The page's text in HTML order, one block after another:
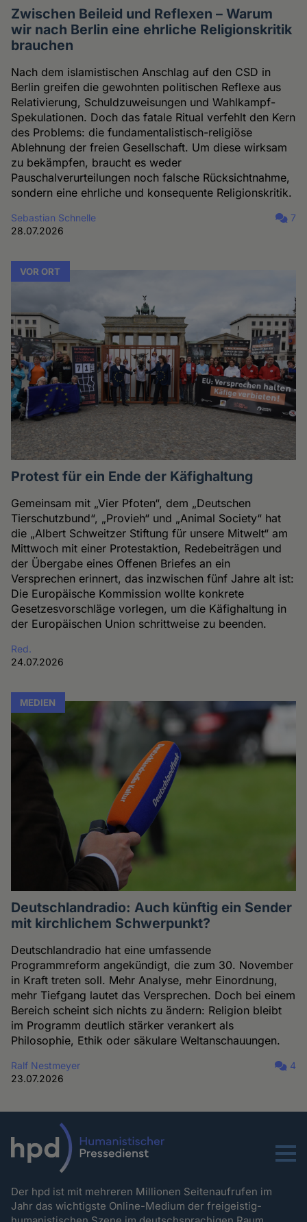
Zwischen Beileid und Reflexen – Warum
wir nach Berlin eine ehrliche Religionskritik
brauchen
Nach dem islamistischen Anschlag auf den CSD in
Berlin greifen die gewohnten politischen Reflexe aus
Relativierung, Schuldzuweisungen und Wahlkampf-
Spekulationen. Doch das fatale Ritual verfehlt den Kern
des Problems: die fundamentalistisch-religiöse
Ablehnung der freien Gesellschaft. Um diese wirksam
zu bekämpfen, braucht es weder
Pauschalverurteilungen noch falsche Rücksichtnahme,
sondern eine ehrliche und konsequente Religionskritik.
Sebastian Schnelle
28.07.2026
7
VOR ORT
Protest für ein Ende der Käfighaltung
Gemeinsam mit „Vier Pfoten“, dem „Deutschen
Tierschutzbund“, „Provieh“ und „Animal Society“ hat
die „Albert Schweitzer Stiftung für unsere Mitwelt“ am
Mittwoch mit einer Protestaktion, Redebeiträgen und
der Übergabe eines Offenen Briefes an ein
Versprechen erinnert, das inzwischen fünf Jahre alt ist:
Die Europäische Kommission wollte konkrete
Gesetzesvorschläge vorlegen, um die Käfighaltung in
der Europäischen Union schrittweise zu beenden.
Red.
24.07.2026
MEDIEN
Deutschlandradio: Auch künftig ein Sender
mit kirchlichem Schwerpunkt?
Deutschlandradio hat eine umfassende
Programmreform angekündigt, die zum 30. November
in Kraft treten soll. Mehr Analyse, mehr Einordnung,
mehr Tiefgang lautet das Versprechen. Doch bei einem
Bereich scheint sich nichts zu ändern: Religion bleibt
im Programm deutlich stärker verankert als
Philosophie, Ethik oder säkulare Weltanschauungen.
Ralf Nestmeyer
23.07.2026
4
Menu
Der hpd ist mit mehreren Millionen Seitenaufrufen im
Jahr das wichtigste Online-Medium der freigeistig-